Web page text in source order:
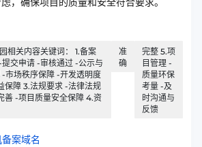
相关内容关键词： 1.备案
交申请 -审核通过 -公示与
-市场秩序保障 -开发透明度
保障 3.法规要求 -法律法规
善 -项目质量安全保障 4.资
准
确
完整 5.项
目管理 -
质量环保
考量 -及
时沟通与
反馈
案域名